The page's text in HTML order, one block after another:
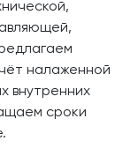
налаженной
внутренних
сроки